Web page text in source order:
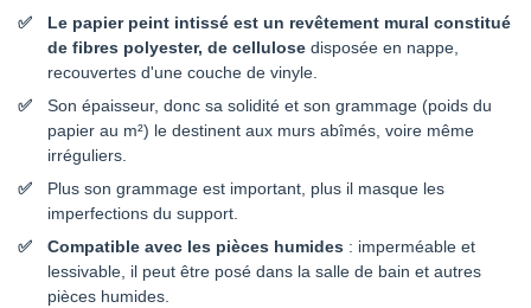
Le papier peint intissé est un revêtement mural constitué
de fibres polyester, de cellulose disposée en nappe,
recouvertes d'une couche de vinyle.
Son épaisseur, donc sa solidité et son grammage (poids du
papier au m²) le destinent aux murs abîmés, voire même
irréguliers.
Plus son grammage est important, plus il masque les
imperfections du support.
Compatible avec les pièces humides : imperméable et
lessivable, il peut être posé dans la salle de bain et autres
pièces humides.